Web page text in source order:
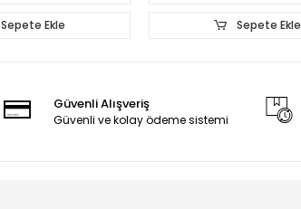
Sepete Ekle Sepete Ekle
Güvenli Alışveriş
Güvenli ve kolay ödeme sistemi